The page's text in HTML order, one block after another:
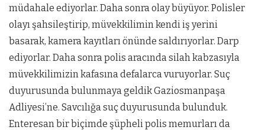
müdahale ediyorlar. Daha sonra olay büyüyor. Polisler
olayı şahsileştirip, müvekkilimin kendi iş yerini
basarak, kamera kayıtları önünde saldırıyorlar. Darp
ediyorlar. Daha sonra polis aracında silah kabzasıyla
müvekkilimizin kafasına defalarca vuruyorlar. Suç
duyurusunda bulunmaya geldik Gaziosmanpaşa
Adliyesi’ne. Savcılığa suç duyurusunda bulunduk.
Enteresan bir biçimde şüpheli polis memurları da